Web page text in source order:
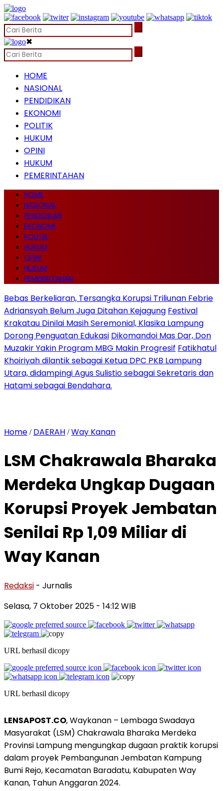
✖
HOME
NASIONAL
PENDIDIKAN
EKONOMI
POLITIK
HUKUM
OPINI
HUKUM
PEMERINTAHAN
HOME
NASIONAL
PENDIDIKAN
EKONOMI
POLITIK
HUKUM
OPINI
HUKUM
PEMERINTAHAN
Bebas Berkeliaran, Tersangka Korupsi Triliunan Febrie
Adriansyah Belum Juga Ditahan Kejagung Festival
Krakatau Dinilai Masih Seremonial, Klasika Lampung
Dorong Penguatan Edukasi Dikomandoi Mas Dar, Don
Muzakir Yakin Program MBG Makin Progresif Fatikhatul
Khoiriyah dilantik sebagai Ketua DPC PKB Lampung
Utara, didampingi Agus Sulistio sebagai Sekretaris dan
Hatami sebagai Bendahara.
Home / DAERAH /Way Kanan
LSM Chakrawala Bharaka
Merdeka Ungkap Dugaan
Korupsi Proyek Jembatan
Senilai Rp 1,09 Miliar di
Way Kanan
Redaksi - Jurnalis
Selasa, 7 Oktober 2025 - 14:12 WIB
URL berhasil dicopy
URL berhasil dicopy
LENSAPOST.CO, Waykanan – Lembaga Swadaya
Masyarakat (LSM) Chakrawala Bharaka Merdeka
Provinsi Lampung mengungkap dugaan praktik korupsi
dalam proyek Pembangunan Jembatan Kampung
Bumi Rejo, Kecamatan Baradatu, Kabupaten Way
Kanan, Tahun Anggaran 2024.